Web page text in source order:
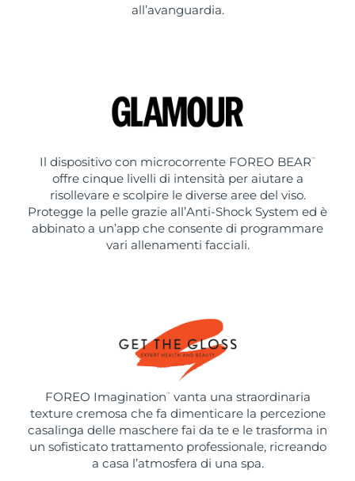
all’avanguardia.
Il dispositivo con microcorrente FOREO BEAR ™
offre cinque livelli di intensità per aiutare a
risollevare e scolpire le diverse aree del viso.
Protegge la pelle grazie all’Anti-Shock System ed è
abbinato a un’app che consente di programmare
vari allenamenti facciali.
FOREO Imagination ™
vanta una straordinaria
texture cremosa che fa dimenticare la percezione
casalinga delle maschere fai da te e le trasforma in
un sofisticato trattamento professionale, ricreando
a casa l’atmosfera di una spa.